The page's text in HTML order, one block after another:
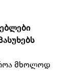
მხოლოდ